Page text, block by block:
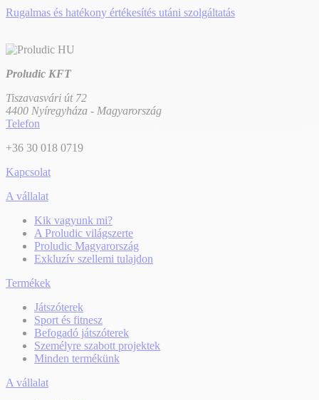
Rugalmas és hatékony értékesítés utáni szolgáltatás
Proludic KFT
Tiszavasvári út 72
4400 Nyíregyháza - Magyarország
Telefon
+36 30 018 0719
Kapcsolat
A vállalat
Kik vagyunk mi?
A Proludic világszerte
Proludic Magyarország
Exkluzív szellemi tulajdon
Termékek
Játszóterek
Sport és fitnesz
Befogadó játszóterek
Személyre szabott projektek
Minden termékünk
A vállalat